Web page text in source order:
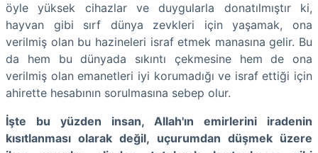
öyle yüksek cihazlar ve duygularla donatılmıştır ki,
hayvan gibi sırf dünya zevkleri için yaşamak, ona
verilmiş olan bu hazineleri israf etmek manasına gelir. Bu
da hem bu dünyada sıkıntı çekmesine hem de ona
verilmiş olan emanetleri iyi korumadığı ve israf ettiği için
ahirette hesabının sorulmasına sebep olur.
İşte bu yüzden insan, Allah'ın emirlerini iradenin
kısıtlanması olarak değil, uçurumdan düşmek üzere